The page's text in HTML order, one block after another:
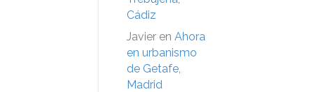
Cádiz
Javier en Ahora
en urbanismo
de Getafe,
Madrid